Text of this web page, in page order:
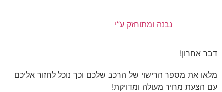
נבנה ומתוחזק ע”י
דבר אחרון!
מלאו את מספר הרישוי של הרכב שלכם וכך נוכל לחזור אליכם
עם הצעת מחיר מעולה ומדויקת!